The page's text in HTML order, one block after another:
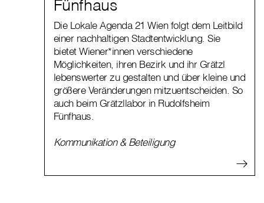
Fünfhaus
Die Lokale Agenda 21 Wien folgt dem Leitbild
einer nachhaltigen Stadtentwicklung. Sie
bietet Wiener*innen verschiedene
Möglichkeiten, ihren Bezirk und ihr Grätzl
lebenswerter zu gestalten und über kleine und
größere Veränderungen mitzuentscheiden. So
auch beim Grätzllabor in Rudolfsheim
Fünfhaus.
Kommunikation & Beteiligung